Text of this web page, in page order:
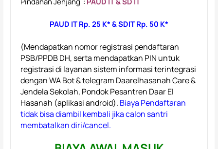
PAUD IT Rp. 25 K* &SDIT Rp. 50 K*
(Mendapatkan nomor registrasi pendaftaran
PSB/PPDB DH, serta mendapatkan PIN untuk
registrasi di layanan sistem informasi terintegrasi
dengan WA Bot & telegram Daarelhasanah Care &
Jendela Sekolah, Pondok Pesantren Daar El
Hasanah (aplikasi android). Biaya Pendaftaran
tidak bisa diambil kembali jika calon santri
membatalkan diri/cancel.